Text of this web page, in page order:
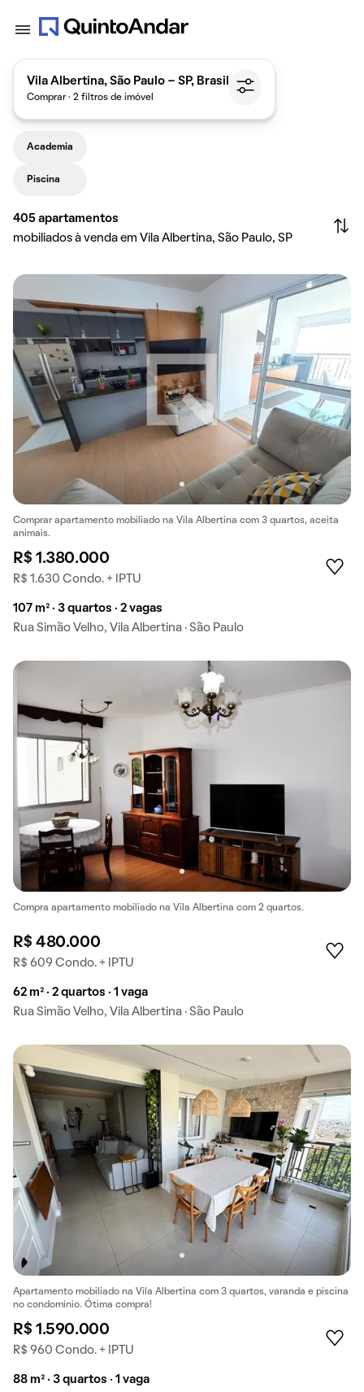
Vila Albertina, São Paulo - SP, Brasil
Comprar · 2 filtros de imóvel
Academia
Piscina
405 apartamentos
mobiliados à venda em Vila Albertina, São Paulo, SP
Comprar apartamento mobiliado na Vila Albertina com 3 quartos, aceita
animais.
R$ 1.380.000
R$ 1.630 Condo. + IPTU
107 m² · 3 quartos · 2 vagas
Rua Simão Velho, Vila Albertina · São Paulo
Compra apartamento mobiliado na Vila Albertina com 2 quartos.
R$ 480.000
R$ 609 Condo. + IPTU
62 m² · 2 quartos · 1 vaga
Rua Simão Velho, Vila Albertina · São Paulo
Apartamento mobiliado na Vila Albertina com 3 quartos, varanda e piscina
no condomínio. Ótima compra!
R$ 1.590.000
R$ 960 Condo. + IPTU
88 m² · 3 quartos · 1 vaga